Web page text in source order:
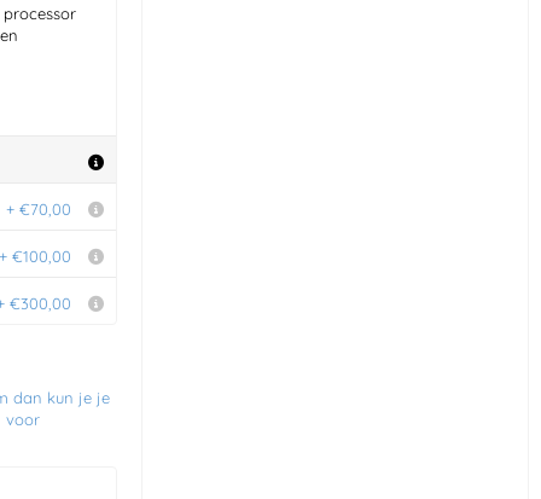
+ €70,00
+ €100,00
€300,00
dan kun je je
voor